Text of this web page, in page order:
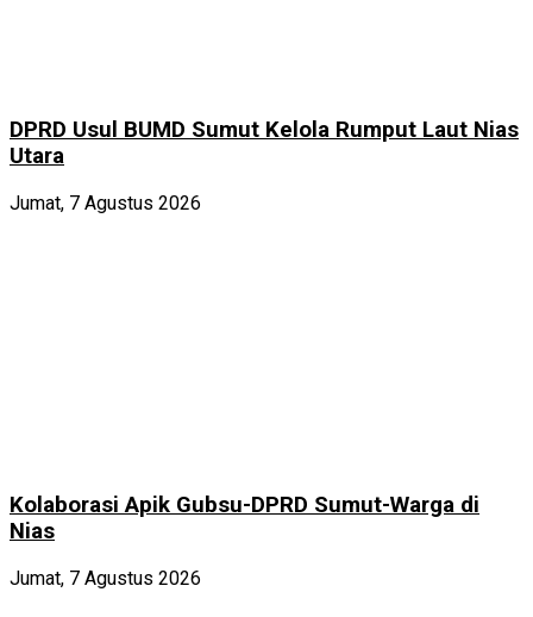
DPRD Usul BUMD Sumut Kelola Rumput Laut Nias
Utara
Jumat, 7 Agustus 2026
Kolaborasi Apik Gubsu-DPRD Sumut-Warga di
Nias
Jumat, 7 Agustus 2026